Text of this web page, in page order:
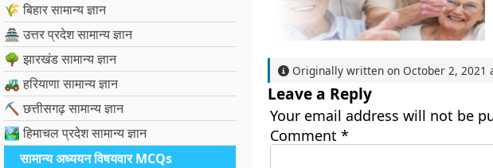
🌾 बिहार सामान्य ज्ञान
🏯 उत्तर प्रदेश सामान्य ज्ञान
🌳 झारखंड सामान्य ज्ञान
🚜 हरियाणा सामान्य ज्ञान
⛏️ छत्तीसगढ़ सामान्य ज्ञान
🏞️ हिमाचल प्रदेश सामान्य ज्ञान
सामान्य अध्ययन विषयवार MCQs
Originally written on October 2, 2021
Leave a Reply
Your email address will not be
Comment *